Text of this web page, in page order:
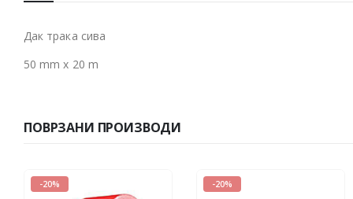
Дак трака сива
50 mm x 20 m
ПОВРЗАНИ ПРОИЗВОДИ
-20% -20%